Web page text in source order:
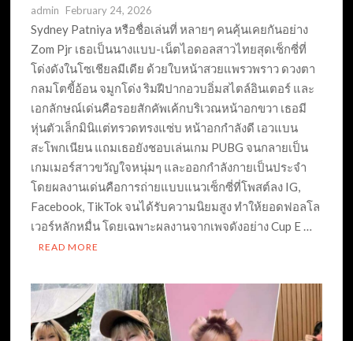
admin February 24, 2026
Sydney Patniya หรือชื่อเล่นที่ หลายๆ คนคุ้นเคยกันอย่าง
Zom Pjr เธอเป็นนางแบบ-เน็ตไอดอลสาวไทยสุดเซ็กซี่ที่
โด่งดังในโซเชียลมีเดีย ด้วยใบหน้าสวยแพรวพราว ดวงตา
กลมโตขี้อ้อน จมูกโด่ง ริมฝีปากอวบอิ่มสไตล์อินเตอร์ และ
เอกลักษณ์เด่นคือรอยสักคัพเค้กบริเวณหน้าอกขวา เธอมี
หุ่นตัวเล็กมินิแต่ทรวดทรงแซ่บ หน้าอกกำลังดี เอวแบน
สะโพกเนียน แถมเธอยังชอบเล่นเกม PUBG จนกลายเป็น
เกมเมอร์สาวขวัญใจหนุ่มๆ และออกกำลังกายเป็นประจำ
โดยผลงานเด่นคือการถ่ายแบบแนวเซ็กซี่ที่โพสต์ลง IG,
Facebook, TikTok จนได้รับความนิยมสูง ทำให้ยอดฟอลโล
เวอร์หลักหมื่น โดยเฉพาะผลงานจากเพจดังอย่าง Cup E …
READ MORE